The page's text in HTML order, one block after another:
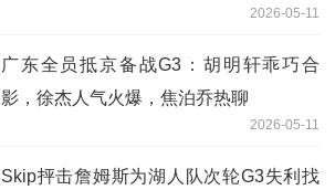
2026-05-11
广东全员抵京备战G3：胡明轩乖巧合
影，徐杰人气火爆，焦泊乔热聊
2026-05-11
Skip抨击詹姆斯为湖人队次轮G3失利找